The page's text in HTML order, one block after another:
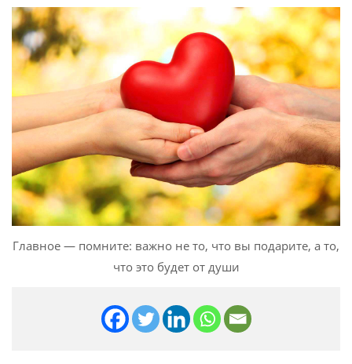
Главное — помните: важно не то, что вы подарите, а то,
что это будет от души